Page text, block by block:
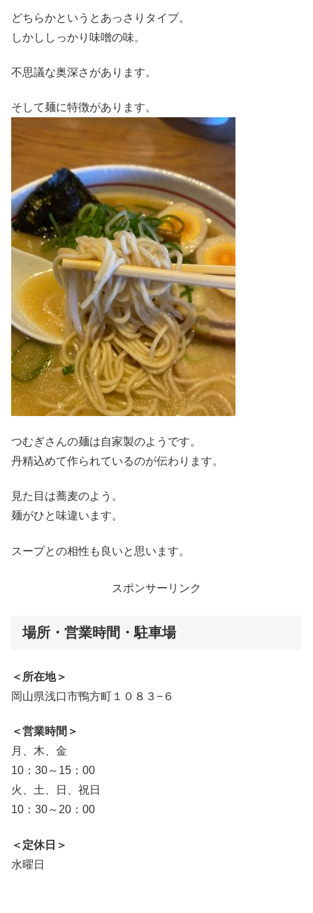
どちらかというとあっさりタイプ。
しかししっかり味噌の味。
不思議な奥深さがあります。
そして麺に特徴があります。
つむぎさんの麺は自家製のようです。
丹精込めて作られているのが伝わります。
見た目は蕎麦のよう。
麺がひと味違います。
スープとの相性も良いと思います。
スポンサーリンク
場所・営業時間・駐車場
＜所在地＞
岡山県浅口市鴨方町１０８３−６
＜営業時間＞
月、木、金
10：30～15：00
火、土、日、祝日
10：30～20：00
＜定休日＞
水曜日